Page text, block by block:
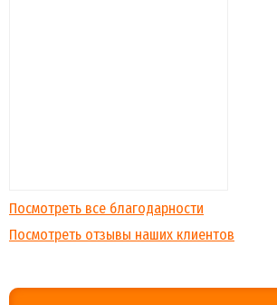
Посмотреть все благодарности
Посмотреть отзывы наших клиентов